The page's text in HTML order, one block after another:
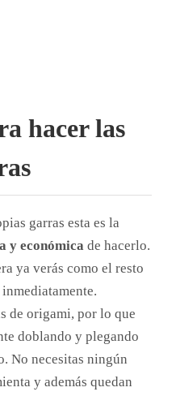
hacer las
garras esta es la
y económica de hacerlo.
ya verás como el resto
de origami, por lo que
doblando y plegando
No necesitas ningún
y además quedan